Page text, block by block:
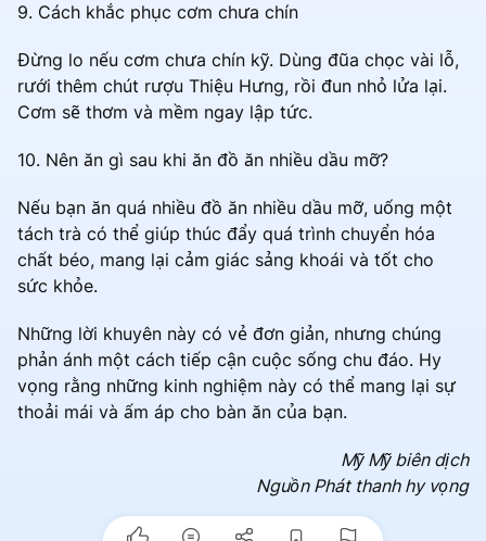
9. Cách khắc phục cơm chưa chín
Đừng lo nếu cơm chưa chín kỹ. Dùng đũa chọc vài lỗ,
rưới thêm chút rượu Thiệu Hưng, rồi đun nhỏ lửa lại.
Cơm sẽ thơm và mềm ngay lập tức.
10. Nên ăn gì sau khi ăn đồ ăn nhiều dầu mỡ?
Nếu bạn ăn quá nhiều đồ ăn nhiều dầu mỡ, uống một
tách trà có thể giúp thúc đẩy quá trình chuyển hóa
chất béo, mang lại cảm giác sảng khoái và tốt cho
sức khỏe.
Những lời khuyên này có vẻ đơn giản, nhưng chúng
phản ánh một cách tiếp cận cuộc sống chu đáo. Hy
vọng rằng những kinh nghiệm này có thể mang lại sự
thoải mái và ấm áp cho bàn ăn của bạn.
Mỹ Mỹ biên dịch
Nguồn Phát thanh hy vọng